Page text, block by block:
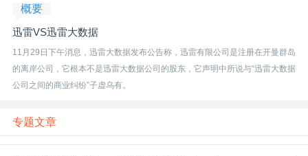
开
活
概要
迅雷VS迅雷大数据
11月29日下午消息，迅雷大数据发布公告称，迅雷有限公司是注册在开曼群岛
的离岸公司，它根本不是迅雷大数据公司的股东，它声明中所说与“迅雷大数据
公司之间的商业纠纷”子虚乌有。
专题文章